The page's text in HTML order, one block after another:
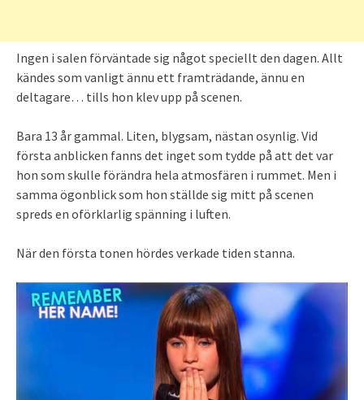
Ingen i salen förväntade sig något speciellt den dagen. Allt
kändes som vanligt ännu ett framträdande, ännu en
deltagare… tills hon klev upp på scenen.
Bara 13 år gammal. Liten, blygsam, nästan osynlig. Vid
första anblicken fanns det inget som tydde på att det var
hon som skulle förändra hela atmosfären i rummet. Men i
samma ögonblick som hon ställde sig mitt på scenen
spreds en oförklarlig spänning i luften.
När den första tonen hördes verkade tiden stanna.